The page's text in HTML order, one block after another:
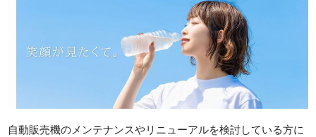
自動販売機のメンテナンスやリニューアルを検討している方に